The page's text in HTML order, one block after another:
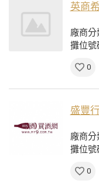
英商
廠商分
攤位號
0
盛豐
廠商分
攤位號
0